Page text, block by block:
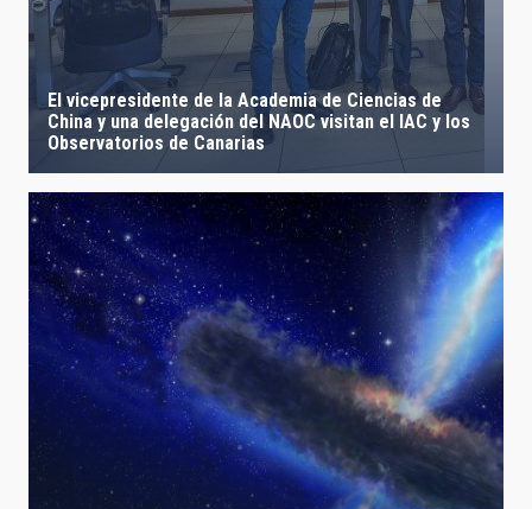
El vicepresidente de la Academia de Ciencias de
China y una delegación del NAOC visitan el IAC y los
Observatorios de Canarias